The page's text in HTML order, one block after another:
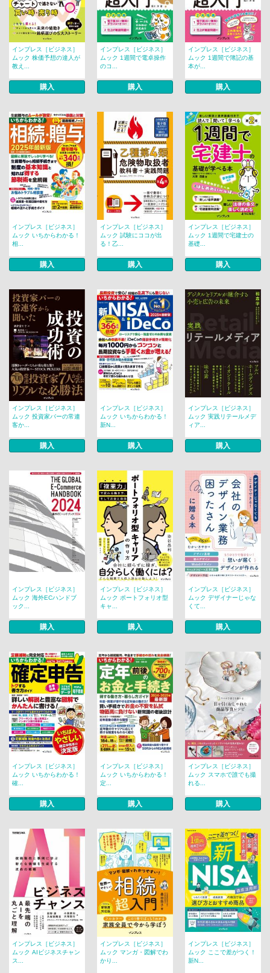
インプレス［ビジネス］
ムック 株価予想の達人が
教え...
購入
インプレス［ビジネス］
ムック 1週間で電卓操作
のコ...
購入
インプレス［ビジネス］
ムック 1週間で簿記の基
本が...
購入
インプレス［ビジネス］
ムック いちからわかる！
相...
購入
インプレス［ビジネス］
ムック 試験にココが出
る！乙...
購入
インプレス［ビジネス］
ムック 1週間で宅建士の
基礎...
購入
インプレス［ビジネス］
ムック 投資家バーの常連
客か...
購入
インプレス［ビジネス］
ムック いちからわかる！
新N...
購入
インプレス［ビジネス］
ムック 実践リテールメデ
ィア...
購入
インプレス［ビジネス］
ムック 海外ECハンドブ
ック...
購入
インプレス［ビジネス］
ムック ポートフォリオ型
キャ...
購入
インプレス［ビジネス］
ムック デザイナーじゃな
くて...
購入
インプレス［ビジネス］
ムック いちからわかる！
確...
購入
インプレス［ビジネス］
ムック いちからわかる！
定...
購入
インプレス［ビジネス］
ムック スマホで誰でも撮
れる...
購入
インプレス［ビジネス］
ムック AIビジネスチャン
ス...
インプレス［ビジネス］
ムック マンガ・図解でわ
かり...
インプレス［ビジネス］
ムック ここで差がつく！
新N...